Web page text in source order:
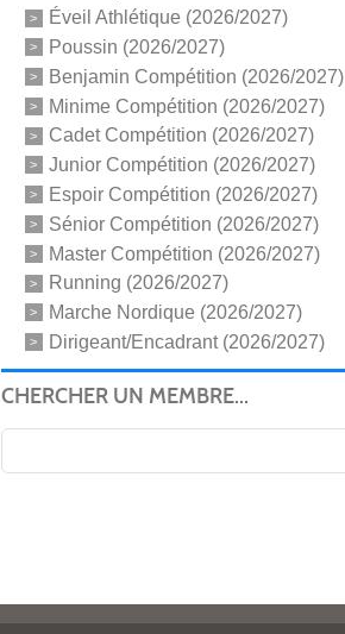
Éveil Athlétique (2026/2027)
Poussin (2026/2027)
Benjamin Compétition (2026/2027)
Minime Compétition (2026/2027)
Cadet Compétition (2026/2027)
Junior Compétition (2026/2027)
Espoir Compétition (2026/2027)
Sénior Compétition (2026/2027)
Master Compétition (2026/2027)
Running (2026/2027)
Marche Nordique (2026/2027)
Dirigeant/Encadrant (2026/2027)
CHERCHER UN MEMBRE...